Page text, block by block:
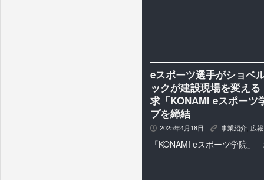
eスポーツ選手がショベ
ックが建設現場を変え
求「KONAMI eスポーツ
プを締結
P 2025年4月18日 K 事業紹介 広
「KONAMI eスポーツ学院